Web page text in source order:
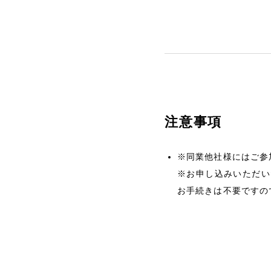
注意事項
※同業他社様にはご参
※お申し込みいただ
お手続きは不要です